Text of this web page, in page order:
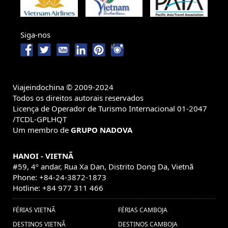
vacaciones bangkok (1) , cultura de hanoi (1) ,Viagens
à Tailândia, Viagem à Tailândia,
Férias na Tâilandia, Férias na
à Tailândia, Viagem em família
Tailândia, Excurcoes Tailândia,
Turismo na Tailândia, Viagem
barata à Tailândia, Pacotes de
viag (1) ,ferias tailandia (7) ,
viajes Indochina (1) , angkor wat (1) ,Mercados
Hanoi (1) ,Excurcões na Tailândia (2) ,
Tailandia y Vietnam (1) ,festa vietnã (1) ,
comer en Camboya (1) ,Viagem em família
Descobrir Camboja (6) ,
Siga-nos
Viajeindochina © 2009-2024
Todos os direitos autorais reservados
Licença de Operador de Turismo Internacional 01-2047
/TCDL-GPLHQT
Um membro de GRUPO NADOVA
HANOI - VIETNÃ
#59, 4º andar, Rua Xa Dan, Distrito Dong Da, Vietnã
Phone: +84-24-3872-1873
Hotline: +84 977 311 466
FÉRIAS VIETNÃ
DESTINOS VIETNÃ
FÉRIAS CAMBOJA
DESTINOS CAMBOJA